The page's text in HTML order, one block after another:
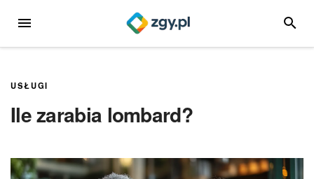
MENU
USŁUGI
Ile zarabia lombard?